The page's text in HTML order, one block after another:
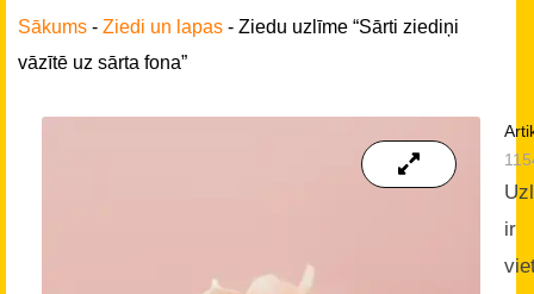
Sākums - Ziedi un lapas - Ziedu uzlīme “Sārti ziediņi
vāzītē uz sārta fona”
ir